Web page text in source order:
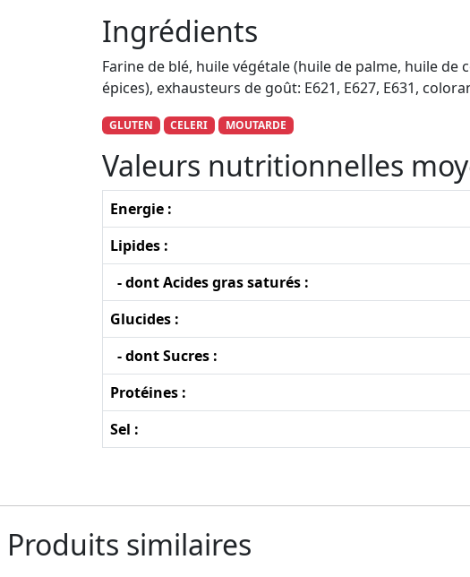
Ingrédients
Farine de blé, huile végétale (huile de palme, huile
épices), exhausteurs de goût: E621, E627, E631,
GLUTEN CELERI MOUTARDE
Valeurs nutritionnelles
Energie :
Lipides :
- dont Acides gras saturés :
Glucides :
- dont Sucres :
Protéines :
Sel :
Produits similaires